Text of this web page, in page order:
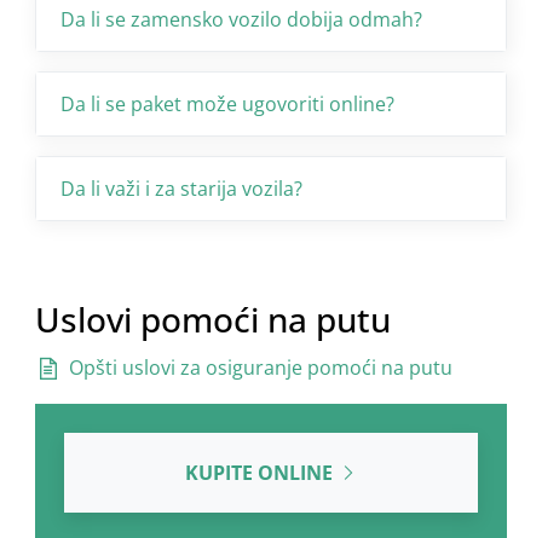
Da li se zamensko vozilo dobija odmah?
Da li se paket može ugovoriti online?
Da li važi i za starija vozila?
Uslovi pomoći na putu
Opšti uslovi za osiguranje pomoći na putu
KUPITE ONLINE